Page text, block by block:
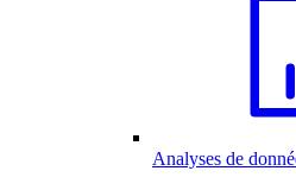
Analyses de